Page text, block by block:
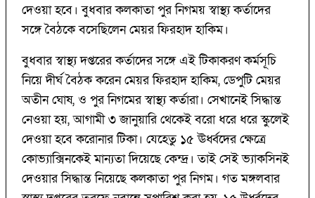
দেওয়া হবে। বুধবার কলকাতা পুর নিগময় স্বাস্থ্য কর্তাদের
সঙ্গে বৈঠকে বসেছিলেন মেয়র ফিরহাদ হাকিম।
বুধবার স্বাস্থ্য দপ্তরের কর্তাদের সঙ্গে এই টিকাকরণ কর্মসূচি
নিয়ে দীর্ঘ বৈঠক করেন মেয়র ফিরহাদ হাকিম, ডেপুটি মেয়র
অতীন ঘোষ, ও পুর নিগমের স্বাস্থ্য কর্তারা। সেখানেই সিদ্ধান্ত
নেওয়া হয়, আগামী ৩ জানুয়ারি থেকেই বরো ধরে ধরে স্কুলেই
দেওয়া হবে করোনার টিকা। যেহেতু ১৫ ঊর্ধ্বদের ক্ষেত্রে
কোভ্যাক্সিনকেই মান্যতা দিয়েছে কেন্দ্র। তাই সেই ভ্যাকসিনই
দেওয়ার সিদ্ধান্ত নিয়েছে কলকাতা পুর নিগম। গত মঙ্গলবার